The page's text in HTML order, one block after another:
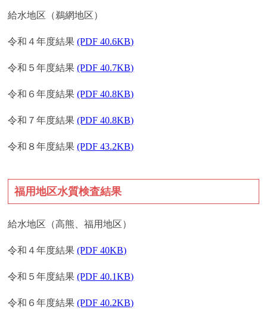
給水地区（鵜網地区）
令和４年度結果(PDF 40.6KB)
令和５年度結果(PDF 40.7KB)
令和６年度結果(PDF 40.8KB)
令和７年度結果(PDF 40.8KB)
令和８年度結果(PDF 43.2KB)
福用地区水質検査結果
給水地区（高熊、福用地区）
令和４年度結果(PDF 40KB)
令和５年度結果(PDF 40.1KB)
令和６年度結果(PDF 40.2KB)